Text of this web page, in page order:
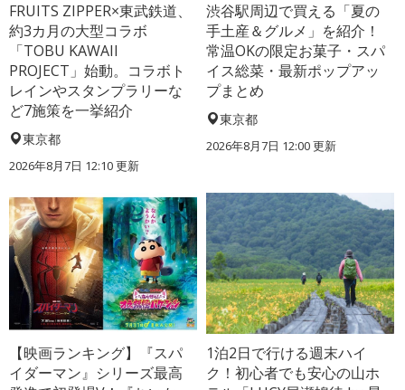
FRUITS ZIPPER×東武鉄道、
約3カ月の大型コラボ
「TOBU KAWAII
PROJECT」始動。コラボト
レインやスタンプラリーな
ど7施策を一挙紹介
東京都
2026年8月7日 12:10更新
渋谷駅周辺で買える「夏の
手土産＆グルメ」を紹介！
常温OKの限定お菓子・スパ
イス総菜・最新ポップアッ
プまとめ
東京都
2026年8月7日 12:00更新
【映画ランキング】『スパ
イダーマン』シリーズ最高
1泊2日で行ける週末ハイ
ク！初心者でも安心の山ホ